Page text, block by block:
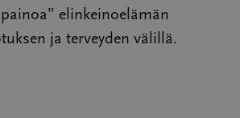
elinkeinoelämän
ja terveyden välillä.